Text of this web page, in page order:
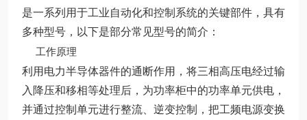
是一系列用于工业自动化和控制系统的关键部件，具有
多种型号，以下是部分常见型号的简介：
工作原理
利用电力半导体器件的通断作用，将三相高压电经过输
入降压和移相等处理后，为功率柜中的功率单元供电，
并通过控制单元进行整流、逆变控制，把工频电源变换